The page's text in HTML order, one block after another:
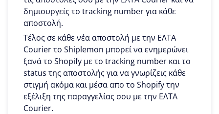
δημιουργείς το tracking number για κάθε
αποστολή.
Τέλος σε κάθε νέα αποστολή με την ΕΛΤΑ
Courier το Shiplemon μπορεί να ενημερώνει
ξανά το Shopify με το tracking number και το
status της αποστολής για να γνωρίζεις κάθε
στιγμή ακόμα και μέσα απο το Shopify την
εξέλιξη της παραγγελίας σου με την ΕΛΤΑ
Courier.